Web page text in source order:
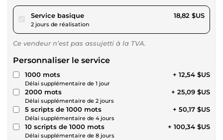
Service basiquepour 17,34 $US
2 jours de réalisation
18,82 $US
Ce vendeur n’est pas assujetti à la TVA.
Personnaliser le service
1000 mots
Délai supplémentaire de 1 jour
+ 12,54 $US
2000 mots
Délai supplémentaire de 2 jours
+ 25,09 $US
5 scripts de 1000 mots
Délai supplémentaire de 4 jours
+ 50,17 $US
10 scripts de 1000 mots
Délai supplémentaire de 8 jours
+ 100,34 $US